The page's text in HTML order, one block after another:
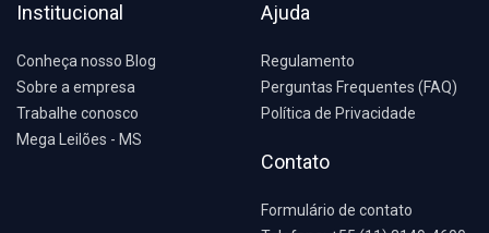
Institucional
Conheça nosso Blog
Sobre a empresa
Trabalhe conosco
Mega Leilões - MS
Ajuda
Regulamento
Perguntas Frequentes (FAQ)
Política de Privacidade
Contato
Formulário de contato